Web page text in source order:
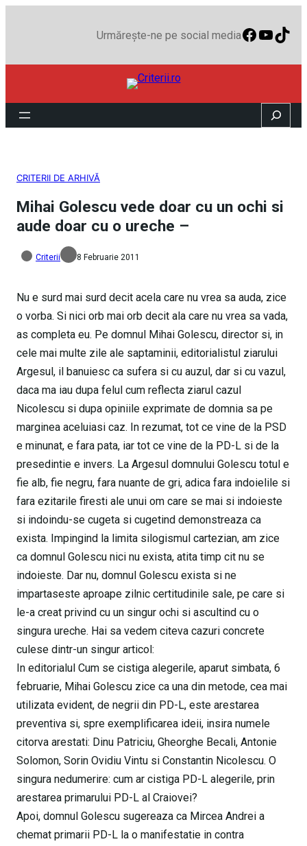
Urmărește-ne pe social media
Search
CRITERII DE ARHIVĂ
Mihai Golescu vede doar cu un ochi si
aude doar cu o ureche –
Criterii 8 Februarie 2011
Nu e surd mai surd decit acela care nu vrea sa auda, zice
o vorba. Si nici orb mai orb decit ala care nu vrea sa vada,
as completa eu. Pe domnul Mihai Golescu, director si, in
cele mai multe zile ale saptaminii, editorialistul ziarului
Argesul, il banuiesc ca sufera si cu auzul, dar si cu vazul,
daca ma iau dupa felul cum reflecta ziarul cazul
Nicolescu si dupa opiniile exprimate de domnia sa pe
marginea aceluiasi caz. In rezumat, tot ce vine de la PSD
e minunat, e fara pata, iar tot ce vine de la PD-L si de la
presedintie e invers. La Argesul domnului Golescu totul e
fie alb, fie negru, fara nuante de gri, adica fara indoielile si
fara ezitarile firesti ale unui om care se mai si indoieste
si indoindu-se cugeta si cugetind demonstreaza ca
exista. Impingind la limita silogismul cartezian, am zice
ca domnul Golescu nici nu exista, atita timp cit nu se
indoieste. Dar nu, domnul Golescu exista si ne
impartaseste aproape zilnic certitudinile sale, pe care si
le-a creat privind cu un singur ochi si ascultind cu o
singura ureche. Hai sa vedem citeva cazuri concrete
culese dintr-un singur articol:
In editorialul Cum se cistiga alegerile, aparut simbata, 6
februarie, Mihai Golescu zice ca una din metode, cea mai
utilizata evident, de negrii din PD-L, este arestarea
preventiva si, spre exemplificarea ideii, insira numele
citorva arestati: Dinu Patriciu, Gheorghe Becali, Antonie
Solomon, Sorin Ovidiu Vintu si Constantin Nicolescu. O
singura nedumerire: cum ar cistiga PD-L alegerile, prin
arestarea primarului PD-L al Craiovei?
Apoi, domnul Golescu sugereaza ca Mircea Andrei a
chemat primarii PD-L la o manifestatie in contra